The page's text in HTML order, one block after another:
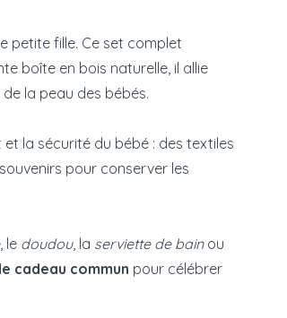
petite fille. Ce set complet
boîte en bois naturelle, il allie
la peau des bébés.
la sécurité du bébé : des textiles
pour conserver les
, le doudou, la serviette de bainou
cadeau commun pour célébrer